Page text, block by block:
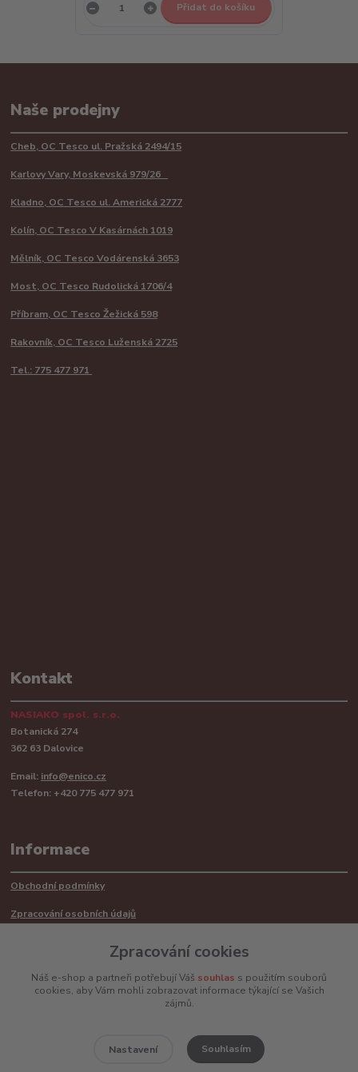
Přidat do košíku
Naše prodejny
Cheb, OC Tesco ul. Pražská 2494/15
Karlovy Vary, Moskevská 979/26
Kladno, OC Tesco ul. Americká 2777
Kolín, OC Tesco V Kasárnách 1019
Mělník, OC Tesco Vodárenská 3653
Most, OC Tesco Rudolická 1706/4
Příbram, OC Tesco Žežická 598
Rakovník, OC Tesco Luženská 2725
Tel.: 775 477 971
Kontakt
NASIAKO spol. s.r.o.
Botanická 274
362 63 Dalovice
Email: info@enico.cz
Telefon: +420 775 477 971
Informace
Obchodní podmínky
Zpracování osobních údajů
Mimosoudní řešení sporů ADR
Zpracování cookies
Náš e-shop a partneři potřebují Váš souhlas s použitím souborů
cookies, aby Vám mohli zobrazovat informace týkající se Vašich
zájmů.
Nastavení Souhlasím